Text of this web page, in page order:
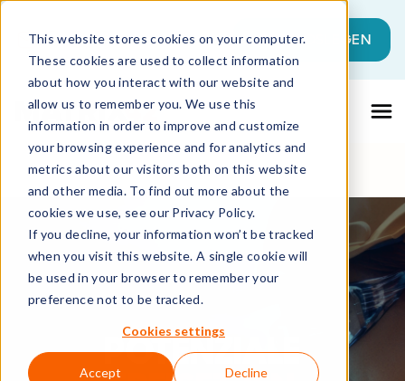
This website stores cookies on your computer.
These cookies are used to collect information
about how you interact with our website and
allow us to remember you. We use this
information in order to improve and customize
your browsing experience and for analytics and
metrics about our visitors both on this website
and other media. To find out more about the
cookies we use, see our Privacy Policy.
If you decline, your information won’t be tracked
when you visit this website. A single cookie will
be used in your browser to remember your
preference not to be tracked.
Cookies settings
Accept Decline
Dies ist ein Suchfeld mit einer
Es gibt keine Vorschläge, da das
JETZT LOSLEGEN
POTENZIALE